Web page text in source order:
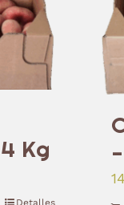
Kg
Detalles